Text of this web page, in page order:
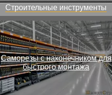
Строительные инструменты
Саморезы с наконечником для
быстрого монтажа